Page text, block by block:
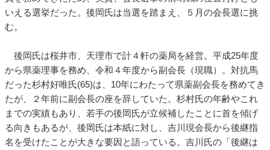
いえる選挙だった。後岡氏は当選を踏まえ、５月の会長選に挑
む。
後岡氏は桜井市、天理市で計４軒の薬局を経営。平成25年度
から県薬理事を務め、令和４年度から副会長（現職）。対抗馬
だった杉村好唯氏(65)は、10年にわたって県薬副会長を務めてき
たが、２年前に副会長の座を辞していた。杉村氏の年齢やこれ
までの実績もあり、若手の後岡氏が立候補したことに首を傾げ
る向きもあるが、後岡氏は本紙に対し、吉川現会長から後継指
名を受けたことが大きな要因と語っている。吉川氏の「後継は